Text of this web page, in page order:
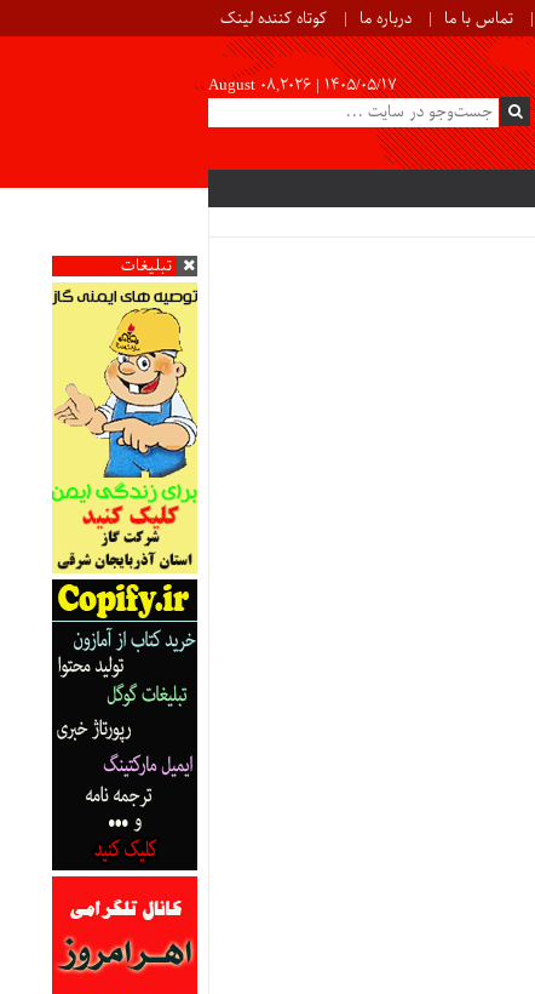
تماس با ما درباره ما کوتاه کننده لینک
August 08,2026 | ۱۴۰۵/۰۵/۱۷
تبلیغات